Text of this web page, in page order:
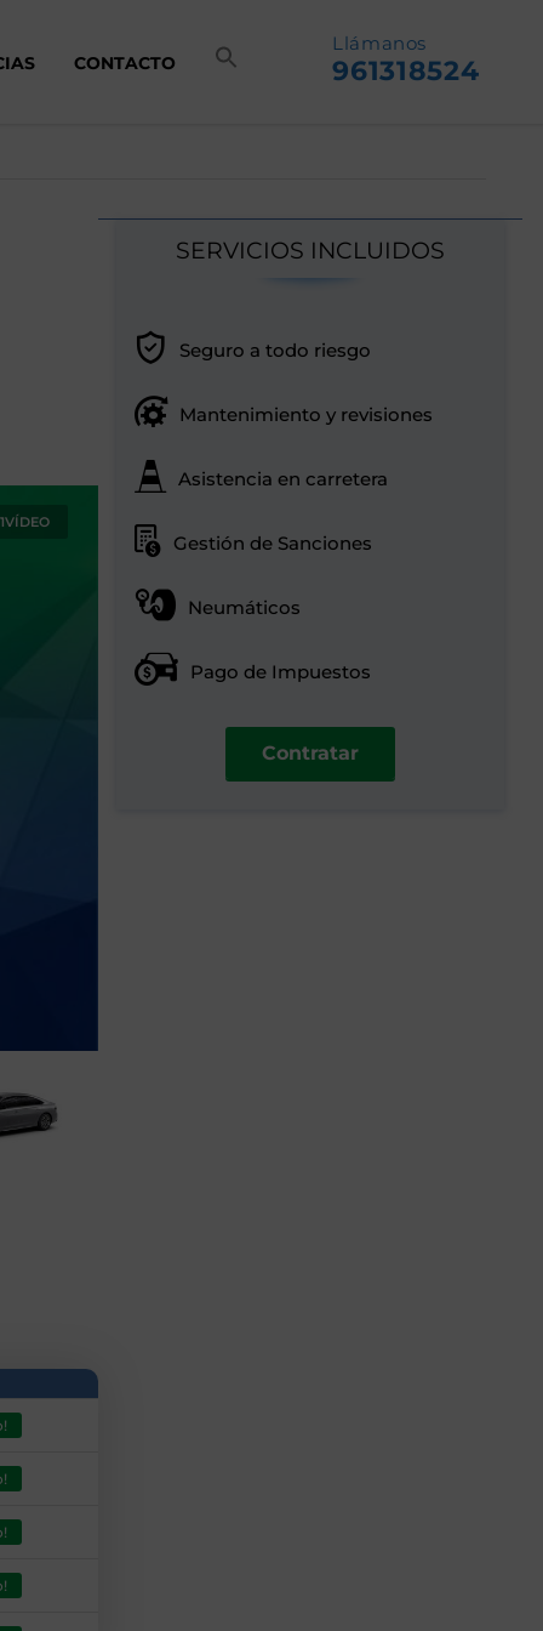
CONTACTO
Llámanos
961318524
1VÍDEO
SERVICIOS INCLUIDOS
Seguro a todo riesgo
Mantenimiento y revisiones
Asistencia en carretera
Gestión de Sanciones
Neumáticos
Pago de Impuestos
Contratar